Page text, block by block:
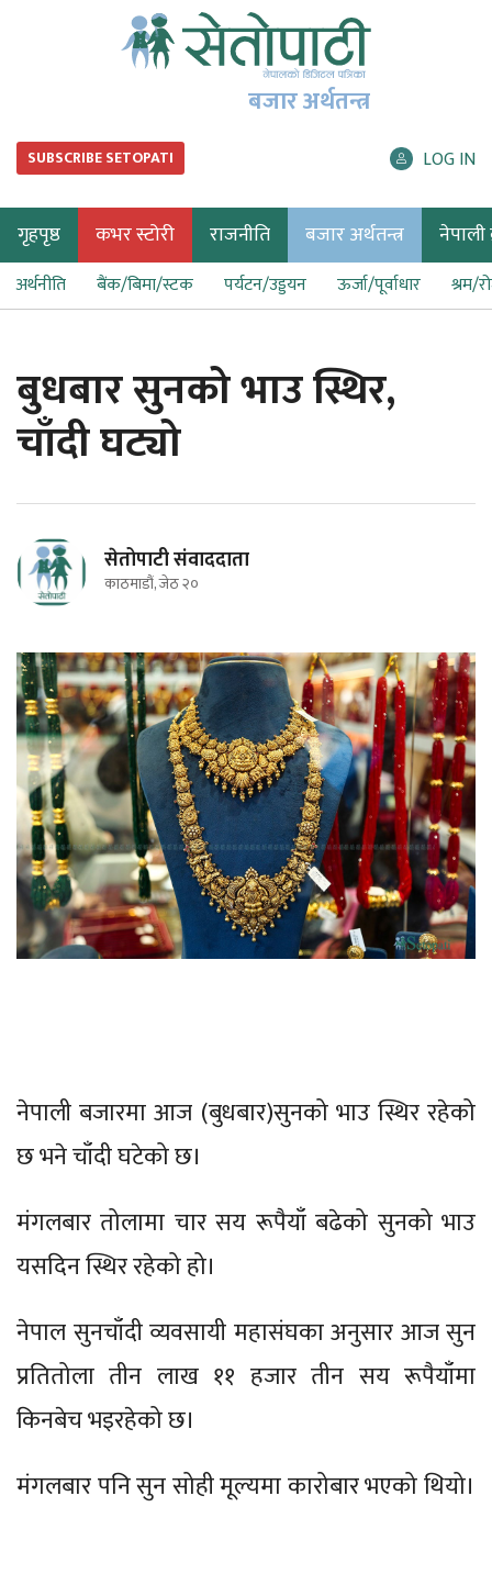
बजार अर्थतन्त्र
SUBSCRIBE SETOPATI LOG IN
गृहपृष्ठ कभर स्टोरी राजनीति बजार अर्थतन्त्र नेपाली
अर्थनीति बैंक/बिमा/स्टक पर्यटन/उड्डयन ऊर्जा/पूर्वाधार श्रम/
बुधबार सुनको भाउ स्थिर,
चाँदी घट्यो
सेतोपाटी संवाददाता
काठमाडौं, जेठ २०
नेपाली बजारमा आज (बुधबार)सुनको भाउ स्थिर रहेको
छ भने चाँदी घटेको छ।
मंगलबार तोलामा चार सय रूपैयाँ बढेको सुनको भाउ
यसदिन स्थिर रहेको हो।
नेपाल सुनचाँदी व्यवसायी महासंघका अनुसार आज सुन
प्रतितोला तीन लाख ११ हजार तीन सय रूपैयाँमा
किनबेच भइरहेको छ।
मंगलबार पनि सुन सोही मूल्यमा कारोबार भएको थियो।